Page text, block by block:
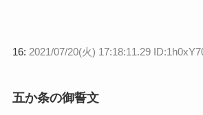
16: 2021/07/20(火) 17:18:11.29
五か条の御誓文